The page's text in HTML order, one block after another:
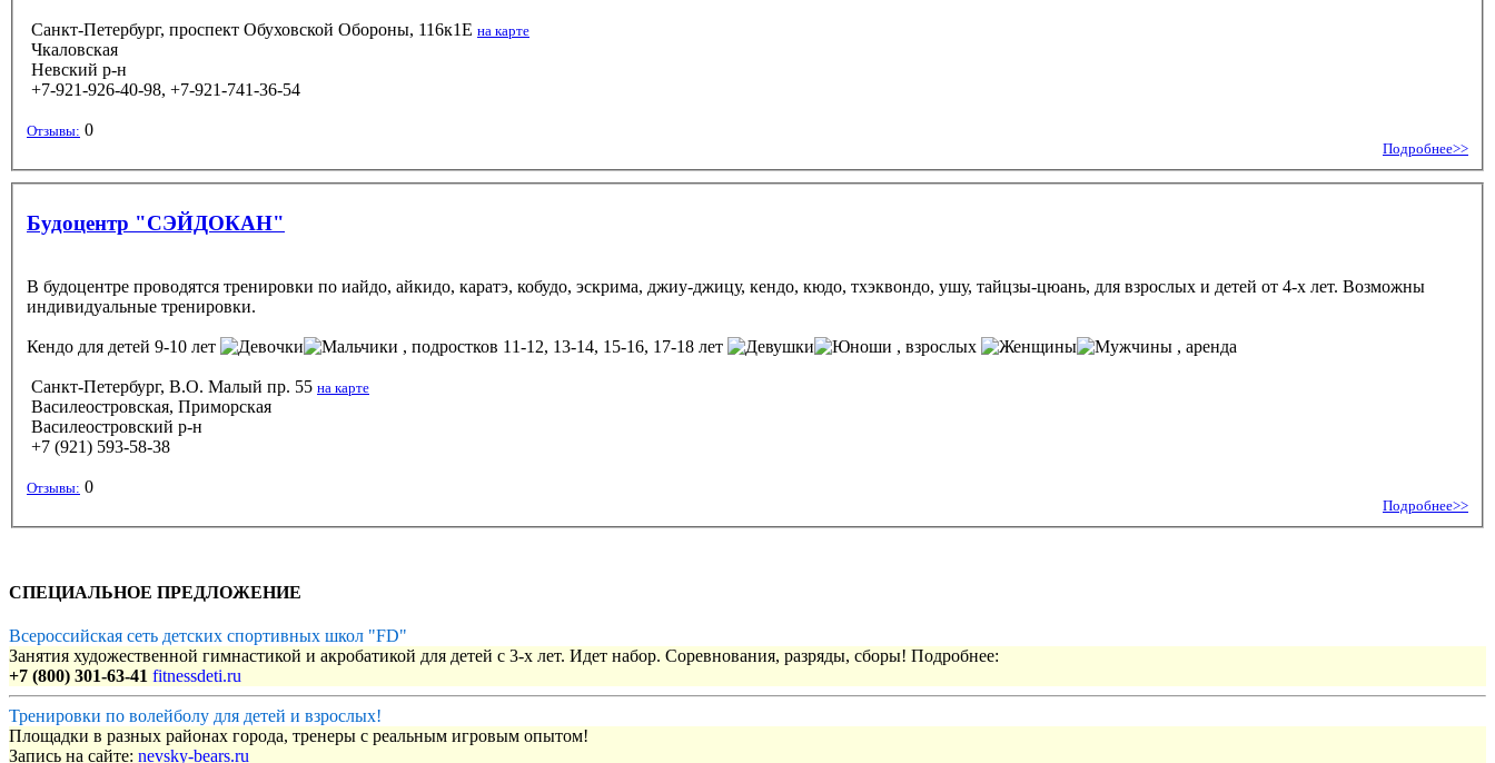
Санкт-Петербург, проспект Обуховской Обороны, 116к1Е на карте
Чкаловская
Невский р-н
+7-921-926-40-98, +7-921-741-36-54
Отзывы: 0
Подробнее>>
Будоцентр "СЭЙДОКАН"
В будоцентре проводятся тренировки по иайдо, айкидо, каратэ, кобудо, эскрима, джиу-джицу, кендо, кюдо, тхэквондо, ушу, тайцзы-цюань, для взрослых и детей от 4-х лет. Возможны
индивидуальные тренировки.
Кендо для детей 9-10 лет , подростков 11-12, 13-14, 15-16, 17-18 лет , взрослых , аренда
Санкт-Петербург, В.О. Малый пр. 55 на карте
Василеостровская, Приморская
Василеостровский р-н
+7 (921) 593-58-38
Отзывы: 0
Подробнее>>
СПЕЦИАЛЬНОЕ ПРЕДЛОЖЕНИЕ
Всероссийская сеть детских спортивных школ "FD"
Занятия художественной гимнастикой и акробатикой для детей с 3-х лет. Идет набор. Соревнования, разряды, сборы! Подробнее:
+7 (800) 301-63-41 fitnessdeti.ru
Тренировки по волейболу для детей и взрослых!
Площадки в разных районах города, тренеры с реальным игровым опытом!
Запись на сайте: nevsky-bears.ru